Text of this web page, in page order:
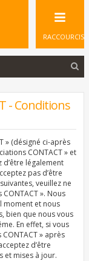
RACCOURCIS
- Conditions
» (désigné ci-après
CONTACT » et
légalement
pas d’être
veuillez ne
». Nous
moment et nous
bien que nous vous
En effet, si vous
» après
d’être
et mises à jour.